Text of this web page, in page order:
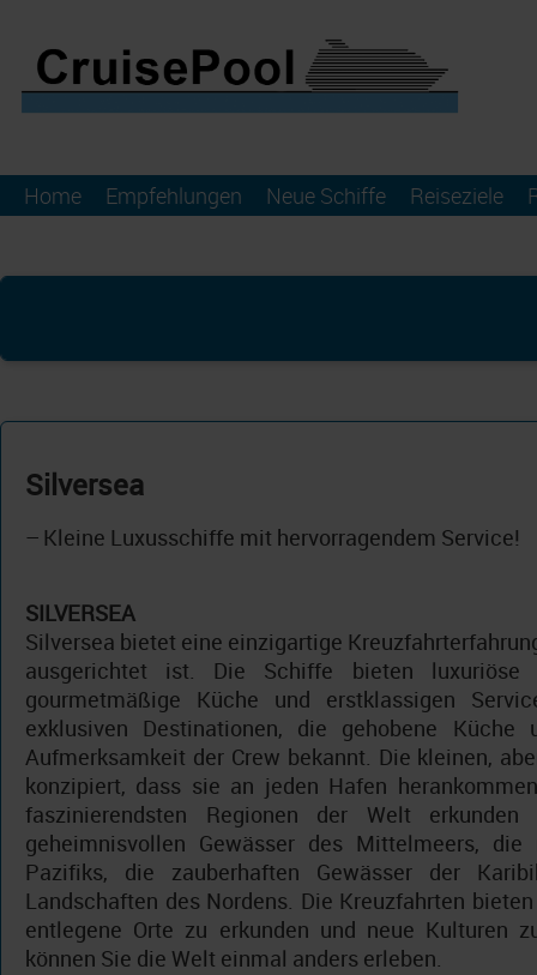
Home Empfehlungen Neue Schiffe Reiseziele
Silversea
– Kleine Luxusschiffe mit hervorragendem Service!
SILVERSEA
Silversea bietet eine einzigartige
ausgerichtet ist. Die Schiffe bieten luxuriöse
gourmetmäßige Küche und erstklassigen
exklusiven Destinationen, die gehobene Küche
Aufmerksamkeit der Crew bekannt. Die kleinen,
konzipiert, dass sie an jeden Hafen
faszinierendsten Regionen der Welt
geheimnisvollen Gewässer des Mittelmeers, die
Pazifiks, die zauberhaften Gewässer der
Landschaften des Nordens. Die Kreuzfahrten
entlegene Orte zu erkunden und neue Kulturen
können Sie die Welt einmal anders erleben.